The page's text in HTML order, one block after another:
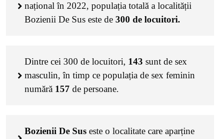
național în 2022, populația totală a localității
Bozienii De Sus este de 300 de locuitori.
Dintre cei 300 de locuitori, 143 sunt de sex
masculin, în timp ce populația de sex feminin
numără 157 de persoane.
Bozienii De Sus este o localitate care aparține